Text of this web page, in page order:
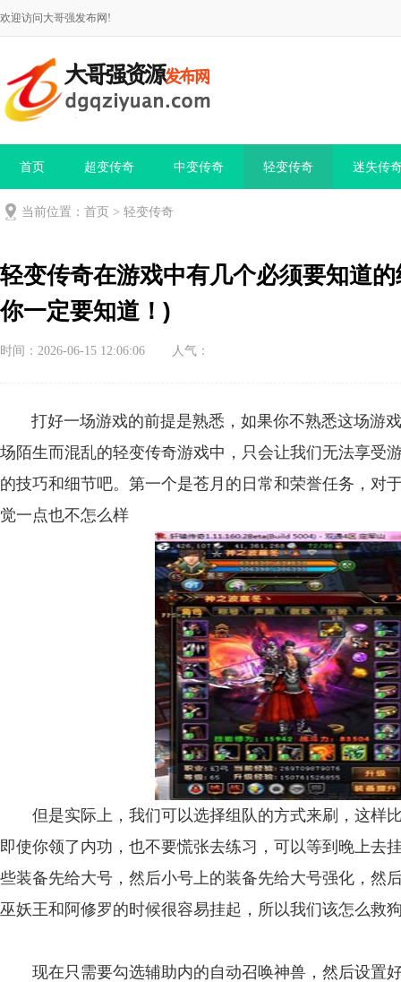
欢迎访问大哥强发布网!
首页 超变传奇 中变传奇 轻变传奇 迷失传
当前位置： 首页 > 轻变传奇
轻变传奇在游戏中有几个必须要知道
你一定要知道！)
时间：2026-06-15 12:06:06 人气：
打好一场游戏的前提是熟悉，如果你不熟悉这场游
场陌生而混乱的轻变传奇游戏中，只会让我们无法享受
的技巧和细节吧。第一个是苍月的日常和荣誉任务，对
觉一点也不怎么样
但是实际上，我们可以选择组队的方式来刷，这样
即使你领了内功，也不要慌张去练习，可以等到晚上去
些装备先给大号，然后小号上的装备先给大号强化，然
巫妖王和阿修罗的时候很容易挂起，所以我们该怎么救
现在只需要勾选辅助内的自动召唤神兽，然后设置